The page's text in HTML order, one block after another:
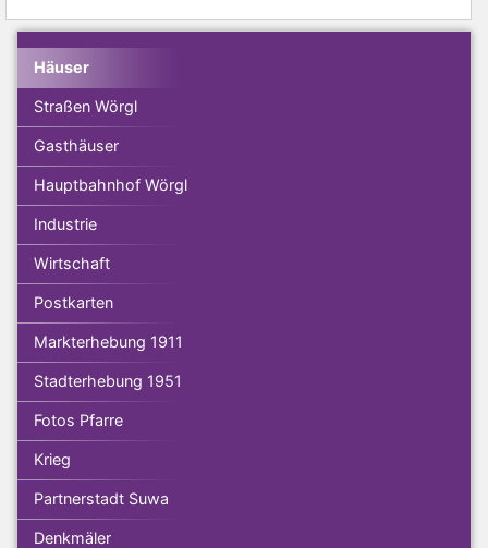
Häuser
Straßen Wörgl
Gasthäuser
Hauptbahnhof Wörgl
Industrie
Wirtschaft
Postkarten
Markterhebung 1911
Stadterhebung 1951
Fotos Pfarre
Krieg
Partnerstadt Suwa
Denkmäler